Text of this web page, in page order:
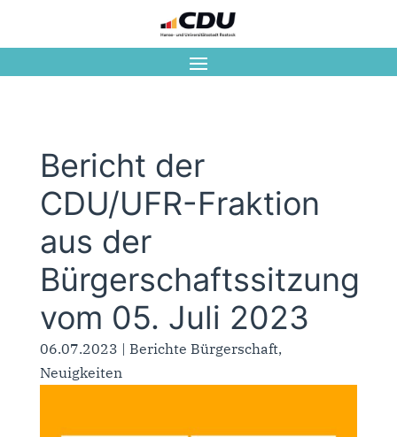
Bericht der
CDU/UFR-Fraktion
aus der
Bürgerschaftssitzung
vom 05. Juli 2023
06.07.2023 | Berichte Bürgerschaft,
Neuigkeiten